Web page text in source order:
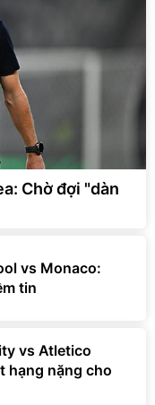
Chờ đợi "dàn
vs Monaco:
tin
vs Atletico
hạng nặng cho